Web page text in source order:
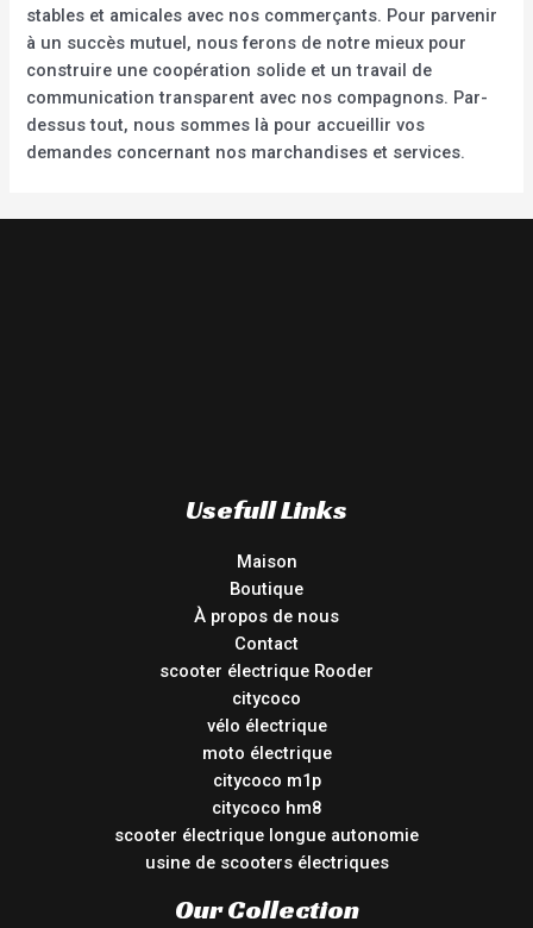
stables et amicales avec nos commerçants. Pour parvenir
à un succès mutuel, nous ferons de notre mieux pour
construire une coopération solide et un travail de
communication transparent avec nos compagnons. Par-
dessus tout, nous sommes là pour accueillir vos
demandes concernant nos marchandises et services.
Usefull Links
Maison
Boutique
À propos de nous
Contact
scooter électrique Rooder
citycoco
vélo électrique
moto électrique
citycoco m1p
citycoco hm8
scooter électrique longue autonomie
usine de scooters électriques
Our Collection